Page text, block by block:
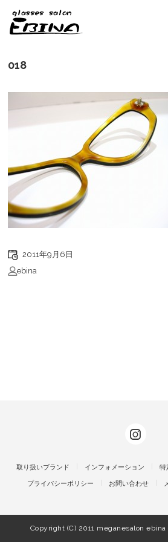
018
2011年9月6日
ebina
取り扱いブランド インフォメーション 特
プライバシーポリシー お問い合わせ
Copyright (C) 2011 meganesalon